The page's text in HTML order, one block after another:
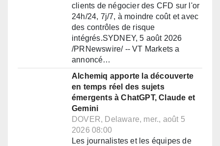
clients de négocier des CFD sur l'or
24h/24, 7j/7, à moindre coût et avec
des contrôles de risque
intégrés.SYDNEY, 5 août 2026
/PRNewswire/ -- VT Markets a
annoncé…
Alchemiq apporte la découverte
en temps réel des sujets
émergents à ChatGPT, Claude et
Gemini
DOVER, Delaware, mer., août 5
2026 08:00
Les journalistes et les équipes de